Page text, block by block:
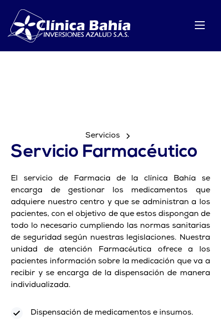
Servicios
Servicio Farmacéutico
El servicio de Farmacia de la clínica Bahía se
encarga de gestionar los medicamentos que
adquiere nuestro centro y que se administran a los
pacientes, con el objetivo de que estos dispongan de
todo lo necesario cumpliendo las normas sanitarias
de seguridad según nuestras legislaciones. Nuestra
unidad de atención Farmacéutica ofrece a los
pacientes información sobre la medicación que va a
recibir y se encarga de la dispensación de manera
individualizada.
Dispensación de medicamentos e insumos.